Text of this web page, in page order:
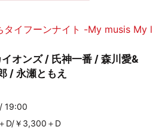
タイフーンナイト -My musis My l
オンズ / 氏神一番 / 森川愛&
/ 永瀬ともえ
19:00
D/￥3,300＋D